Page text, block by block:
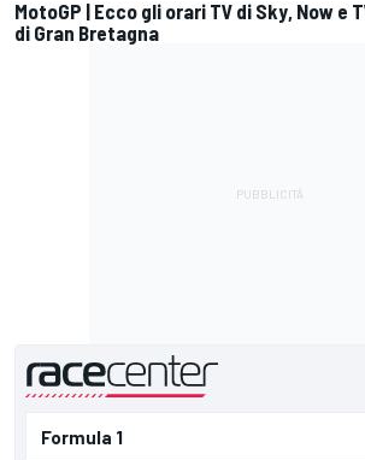
MotoGP | Ecco gli orari TV di Sky, Now e
di Gran Bretagna
presentato da